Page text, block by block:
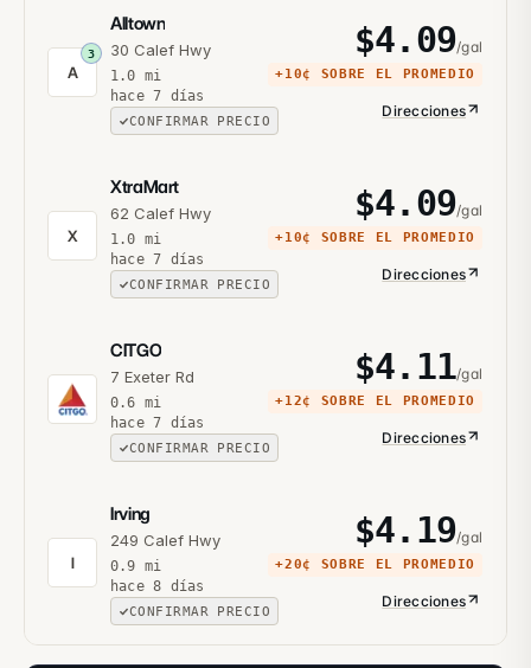
A
3
Alltown
30 Calef Hwy
1.0 mi
hace 7 días
CONFIRMAR PRECIO
$4.09/gal
+10¢ SOBRE EL PROMEDIO
Direcciones
X
XtraMart
62 Calef Hwy
1.0 mi
hace 7 días
CONFIRMAR PRECIO
$4.09/gal
+10¢ SOBRE EL PROMEDIO
Direcciones
CITGO
7 Exeter Rd
0.6 mi
hace 7 días
CONFIRMAR PRECIO
$4.11/gal
+12¢ SOBRE EL PROMEDIO
Direcciones
I
Irving
249 Calef Hwy
0.9 mi
hace 8 días
CONFIRMAR PRECIO
$4.19/gal
+20¢ SOBRE EL PROMEDIO
Direcciones